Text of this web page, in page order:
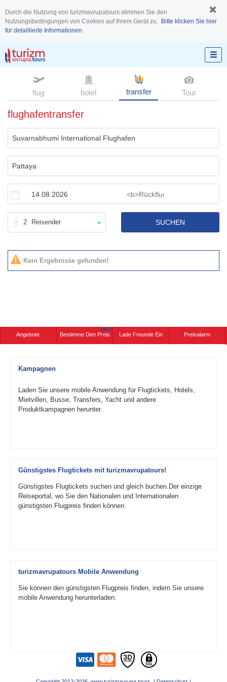
Durch die Nutzung von turizmavrupatours stimmen Sie den
Nutzungsbedingungen von Cookies auf Ihrem Gerät zu. Bitte klicken Sie hier
für detaillierte Informationen.
flug hotel transfer Tour
flughafentransfer
2 Reisender SUCHEN
Kein Ergebnisse gefunden!
Angebote Bestimme Den Preis
Neu!
Lade Freunde Ein Preisalarm
Kampagnen
Laden Sie unsere mobile Anwendung für Flugtickets, Hotels,
Mietvillen, Busse, Transfers, Yacht und andere
Produktkampagnen herunter.
Günstigstes Flugtickets mit turizmavrupatours!
Günstigstes Flugtickets suchen und gleich buchen.Der einzige
Reiseportal, wo Sie den Nationalen und Internationalen
günstigsten Flugpreis finden können.
turizmavrupatours Mobile Anwendung
Sie können den günstigsten Flugpreis finden, indem Sie unsere
mobile Anwendung herunterladen.